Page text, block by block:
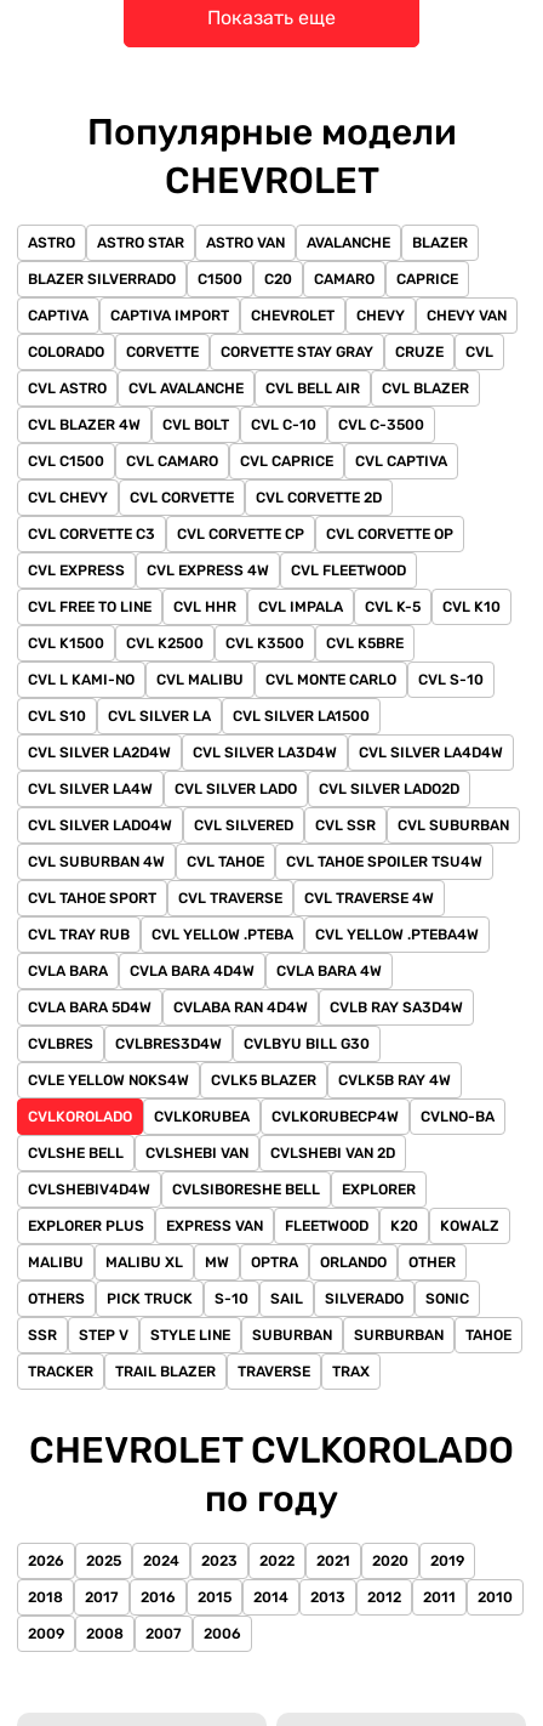
Показать еще
Популярные модели
CHEVROLET
ASTRO ASTRO STAR ASTRO VAN AVALANCHE BLAZER
BLAZER SILVERRADO C1500 C20 CAMARO CAPRICE
CAPTIVA CAPTIVA IMPORT CHEVROLET CHEVY CHEVY VAN
COLORADO CORVETTE CORVETTE STAY GRAY CRUZE CVL
CVL ASTRO CVL AVALANCHE CVL BELL AIR CVL BLAZER
CVL BLAZER 4W CVL BOLT CVL C-10 CVL C-3500
CVL C1500 CVL CAMARO CVL CAPRICE CVL CAPTIVA
CVL CHEVY CVL CORVETTE CVL CORVETTE 2D
CVL CORVETTE C3 CVL CORVETTE CP CVL CORVETTE OP
CVL EXPRESS CVL EXPRESS 4W CVL FLEETWOOD
CVL FREE TO LINE CVL HHR CVL IMPALA CVL K-5 CVL K10
CVL K1500 CVL K2500 CVL K3500 CVL K5BRE
CVL L KAMI-NO CVL MALIBU CVL MONTE CARLO CVL S-10
CVL S10 CVL SILVER LA CVL SILVER LA1500
CVL SILVER LA2D4W CVL SILVER LA3D4W CVL SILVER LA4D4W
CVL SILVER LA4W CVL SILVER LADO CVL SILVER LADO2D
CVL SILVER LADO4W CVL SILVERED CVL SSR CVL SUBURBAN
CVL SUBURBAN 4W CVL TAHOE CVL TAHOE SPOILER TSU4W
CVL TAHOE SPORT CVL TRAVERSE CVL TRAVERSE 4W
CVL TRAY RUB CVL YELLOW .PTEBA CVL YELLOW .PTEBA4W
CVLA BARA CVLA BARA 4D4W CVLA BARA 4W
CVLA BARA 5D4W CVLABA RAN 4D4W CVLB RAY SA3D4W
CVLBRES CVLBRES3D4W CVLBYU BILL G30
CVLE YELLOW NOKS4W CVLK5 BLAZER CVLK5B RAY 4W
CVLKOROLADO CVLKORUBEA CVLKORUBECP4W CVLNO-BA
CVLSHE BELL CVLSHEBI VAN CVLSHEBI VAN 2D
CVLSHEBIV4D4W CVLSIBORESHE BELL EXPLORER
EXPLORER PLUS EXPRESS VAN FLEETWOOD K20 KOWALZ
MALIBU MALIBU XL MW OPTRA ORLANDO OTHER
OTHERS PICK TRUCK S-10 SAIL SILVERADO SONIC
SSR STEP V STYLE LINE SUBURBAN SURBURBAN TAHOE
TRACKER TRAIL BLAZER TRAVERSE TRAX
CHEVROLET CVLKOROLADO
по году
2026 2025 2024 2023 2022 2021 2020 2019
2018 2017 2016 2015 2014 2013 2012 2011 2010
2009 2008 2007 2006